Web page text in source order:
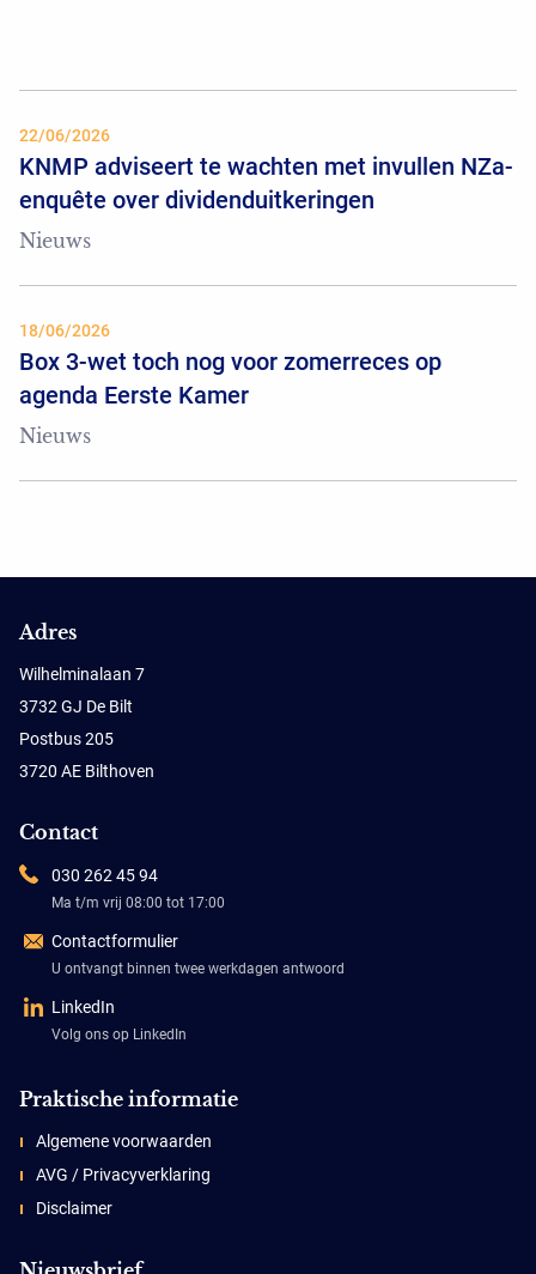
22/06/2026
KNMP adviseert te wachten met invullen NZa-
enquête over dividenduitkeringen
Nieuws
18/06/2026
Box 3-wet toch nog voor zomerreces op
agenda Eerste Kamer
Nieuws
Adres
Wilhelminalaan 7
3732 GJ De Bilt
Postbus 205
3720 AE Bilthoven
Contact
030 262 45 94
Ma t/m vrij 08:00 tot 17:00
Contactformulier
U ontvangt binnen twee werkdagen antwoord
LinkedIn
Volg ons op LinkedIn
Praktische informatie
Algemene voorwaarden
AVG / Privacyverklaring
Disclaimer